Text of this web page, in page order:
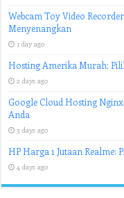
Webcam Toy Video
Menyenangkan
1 day ago
Hosting Amerika Murah:
2 days ago
Google Cloud Hosting
Anda
3 days ago
HP Harga 1 Jutaan Realme:
4 days ago